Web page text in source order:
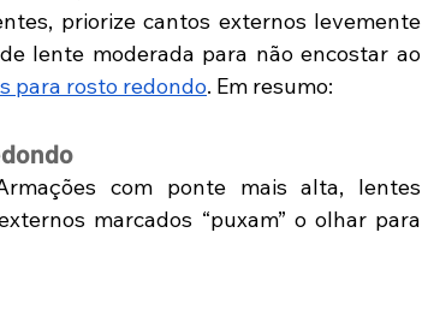
priorize cantos externos levemente
lente moderada para não encostar ao
para rosto redondo. Em resumo:
com ponte mais alta, lentes
marcados “puxam” o olhar para